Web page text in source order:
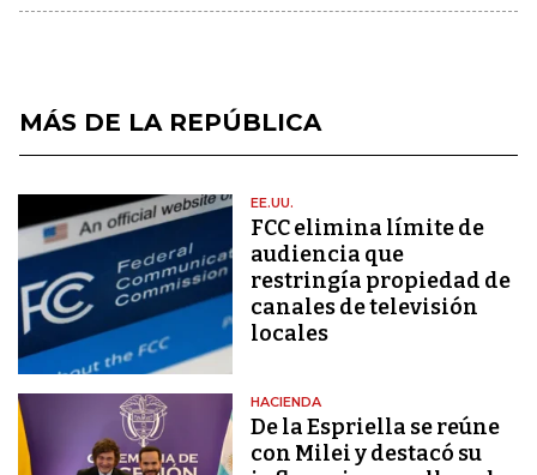
MÁS DE LA REPÚBLICA
EE.UU.
FCC elimina límite de
audiencia que
restringía propiedad de
canales de televisión
locales
HACIENDA
De la Espriella se reúne
con Milei y destacó su